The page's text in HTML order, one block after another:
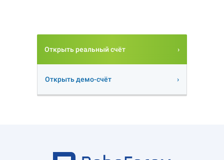
Открыть реальный счёт
Открыть демо-счёт